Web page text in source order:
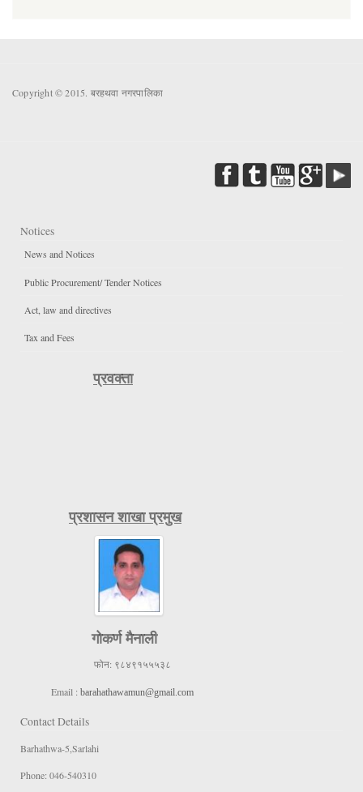
Copyright © 2015. बरहथवा नगरपालिका
Notices
News and Notices
Public Procurement/ Tender Notices
Act, law and directives
Tax and Fees
प्रवक्ता
प्रशासन शाखा प्रमुख
गोकर्ण मैनाली
फोन: ९८४९१५५५३८
Email : barahathawamun@gmail.com
Contact Details
Barhathwa-5,Sarlahi
Phone: 046-540310